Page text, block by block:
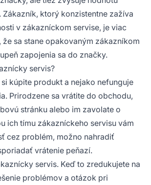
ktorý konzistentne zažíva
v zákazníckom servise, je viac
sa stane opakovaným zákazníkom
zapojenia sa do značky.
servis?
kúpite produkt a nejako nefunguje
Prirodzene sa vrátite do obchodu,
stránku alebo im zavolate o
ich tímu zákazníckeho servisu vám
cez problém, možno nahradiť
vrátenie peňazí.
servis. Keď to zredukujete na
problémov a otázok pri